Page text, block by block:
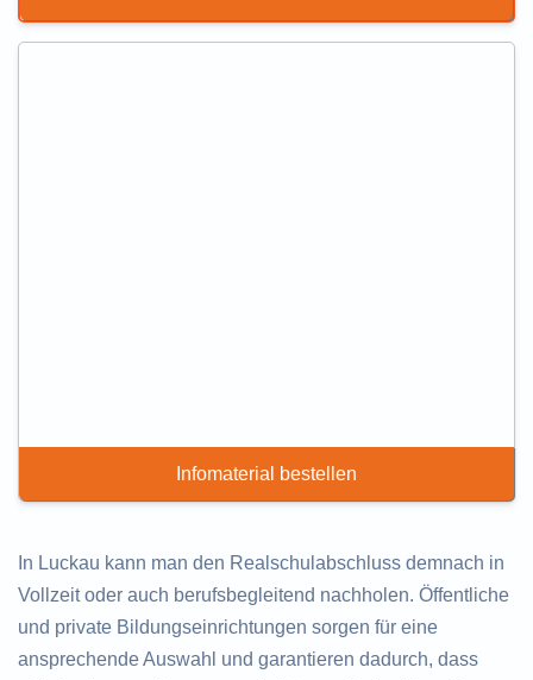
Infomaterial bestellen
In Luckau kann man den Realschulabschluss demnach in
Vollzeit oder auch berufsbegleitend nachholen. Öffentliche
und private Bildungseinrichtungen sorgen für eine
ansprechende Auswahl und garantieren dadurch, dass